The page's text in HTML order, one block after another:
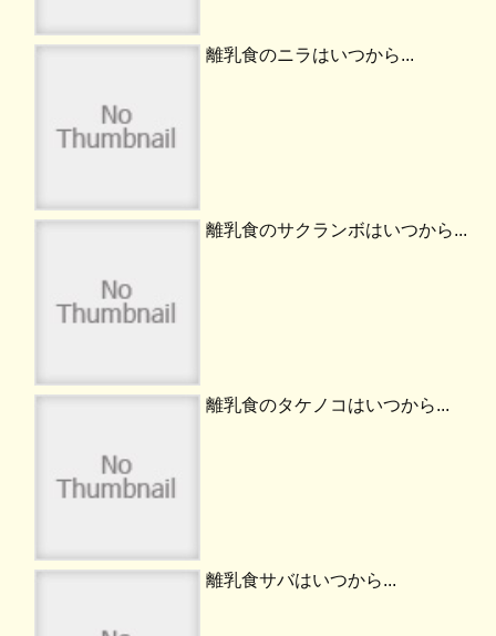
離乳食のニラはいつから...
離乳食のサクランボはいつから...
離乳食のタケノコはいつから...
離乳食サバはいつから...